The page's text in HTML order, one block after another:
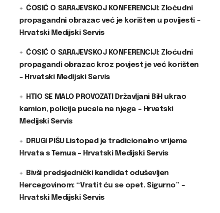
ĆOSIĆ O SARAJEVSKOJ KONFERENCIJI: Zloćudni
propagandni obrazac već je korišten u povijesti –
Hrvatski Medijski Servis
ĆOSIĆ O SARAJEVSKOJ KONFERENCIJI: Zloćudni
propagandi obrazac kroz povjest je već korišten
– Hrvatski Medijski Servis
HTIO SE MALO PROVOZATI Državljani BiH ukrao
kamion, policija pucala na njega – Hrvatski
Medijski Servis
DRUGI PIŠU Listopad je tradicionalno vrijeme
Hrvata s Temua – Hrvatski Medijski Servis
Bivši predsjednički kandidat oduševljen
Hercegovinom: “Vratit ću se opet. Sigurno” –
Hrvatski Medijski Servis